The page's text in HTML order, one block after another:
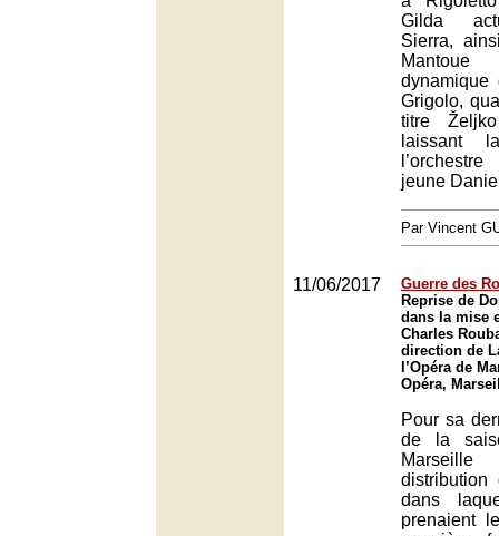
Gilda
Sierra,
Mantoue
dynamique
Grigolo,
titre
laissant
jeune
Par Vincent
11/06/2017
Guerre des
Reprise de
dans la mise
Charles
direction de
l’Opéra de
Opéra,
Pour sa
de la
dans
prenaient